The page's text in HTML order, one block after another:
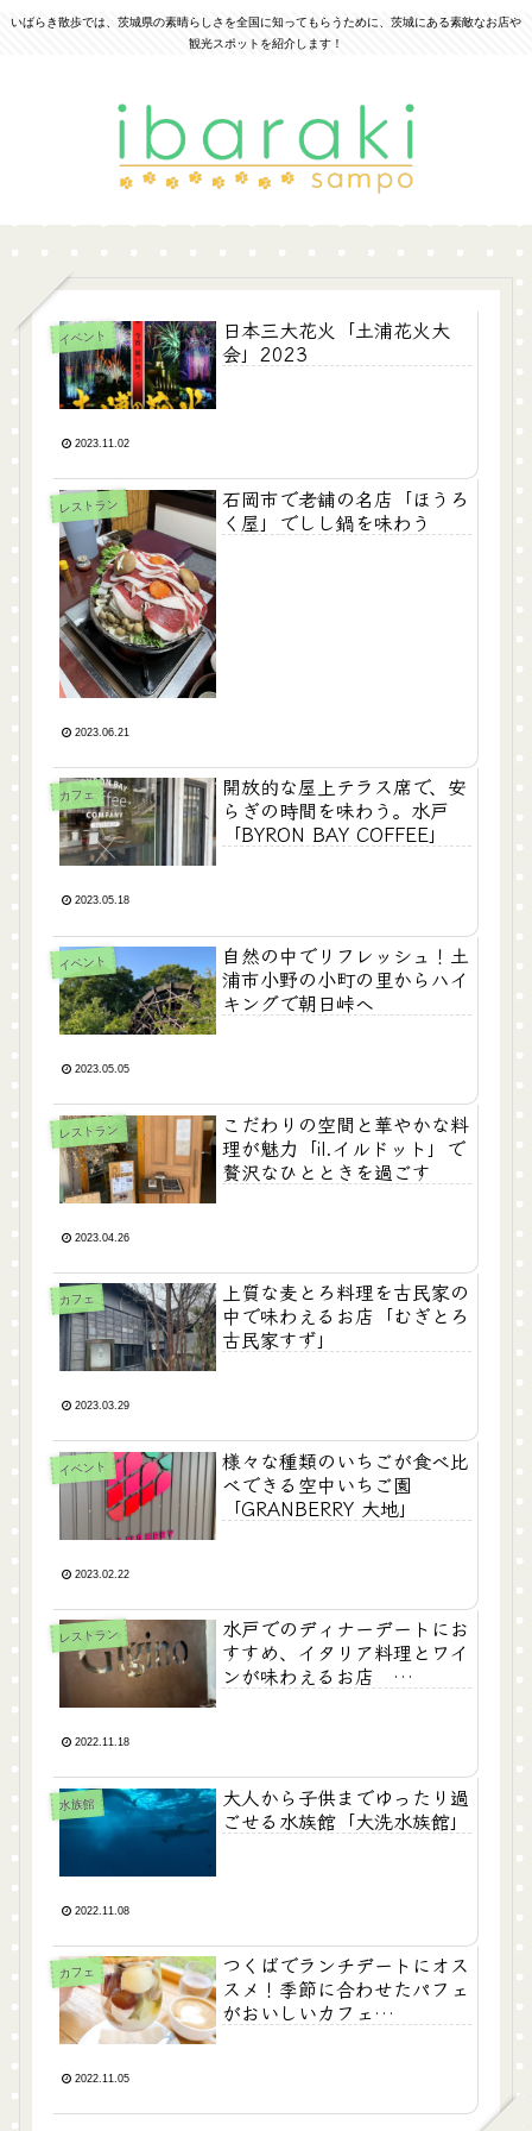
いばらき散歩では、茨城県の素晴らしさを全国に知ってもらうために、茨城にある素敵なお店や
観光スポットを紹介します！
イベント
日本三大花火「土浦花火大
会」2023
2023.11.02
レストラン
石岡市で老舗の名店「ほうろ
く屋」でしし鍋を味わう
2023.06.21
カフェ
開放的な屋上テラス席で、安
らぎの時間を味わう。水戸
「BYRON BAY COFFEE」
2023.05.18
イベント
自然の中でリフレッシュ！土
浦市小野の小町の里からハイ
キングで朝日峠へ
2023.05.05
レストラン
こだわりの空間と華やかな料
理が魅力「il.イルドット」で
贅沢なひとときを過ごす
2023.04.26
カフェ
上質な麦とろ料理を古民家の
中で味わえるお店「むぎとろ
古民家すず」
2023.03.29
イベント
様々な種類のいちごが食べ比
べできる空中いちご園
「GRANBERRY 大地」
2023.02.22
レストラン
水戸でのディナーデートにお
すすめ、イタリア料理とワイ
ンが味わえるお店
2022.11.18
水族館
大人から子供までゆったり過
ごせる水族館「大洗水族館」
2022.11.08
カフェ
つくばでランチデートにオス
スメ！季節に合わせたパフェ
がおいしいカフェ
2022.11.05